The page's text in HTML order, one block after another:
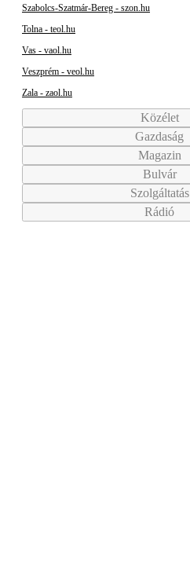
Szabolcs-Szatmár-Bereg - szon.hu
Tolna - teol.hu
Vas - vaol.hu
Veszprém - veol.hu
Zala - zaol.hu
Közélet
Gazdaság
Magazin
Bulvár
Szolgáltatás
Rádió